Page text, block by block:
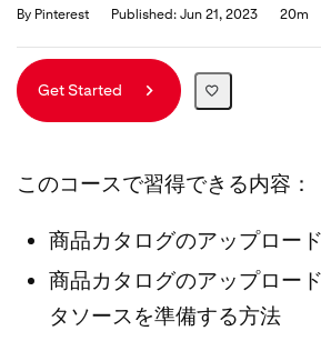
By Pinterest Published: Jun 21, 2023
Duration 20m
Average rating: 0
No reviews
Get Started
このコースで習得できる内容：
商品カタログのアップロー
商品カタログのアップロー
タソースを準備する方法